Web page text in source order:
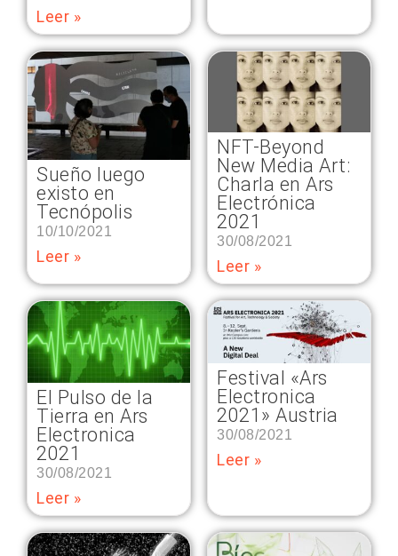
Leer »
Sueño luego
existo en
Tecnópolis
10/10/2021
Leer »
NFT-Beyond
New Media Art:
Charla en Ars
Electrónica
2021
30/08/2021
Leer »
El Pulso de la
Tierra en Ars
Electronica
2021
30/08/2021
Leer »
Festival «Ars
Electronica
2021» Austria
30/08/2021
Leer »